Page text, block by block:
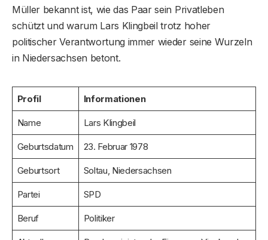
Müller bekannt ist, wie das Paar sein Privatleben
schützt und warum Lars Klingbeil trotz hoher
politischer Verantwortung immer wieder seine Wurzeln
in Niedersachsen betont.
Profil Informationen
Name Lars Klingbeil
Geburtsdatum 23. Februar 1978
Geburtsort Soltau, Niedersachsen
Partei SPD
Beruf Politiker